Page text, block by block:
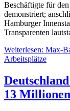
Beschäftigte für
demonstriert;
Hamburger
Transparenten
Weiterlesen: Max-
Arbeitsplätze
13